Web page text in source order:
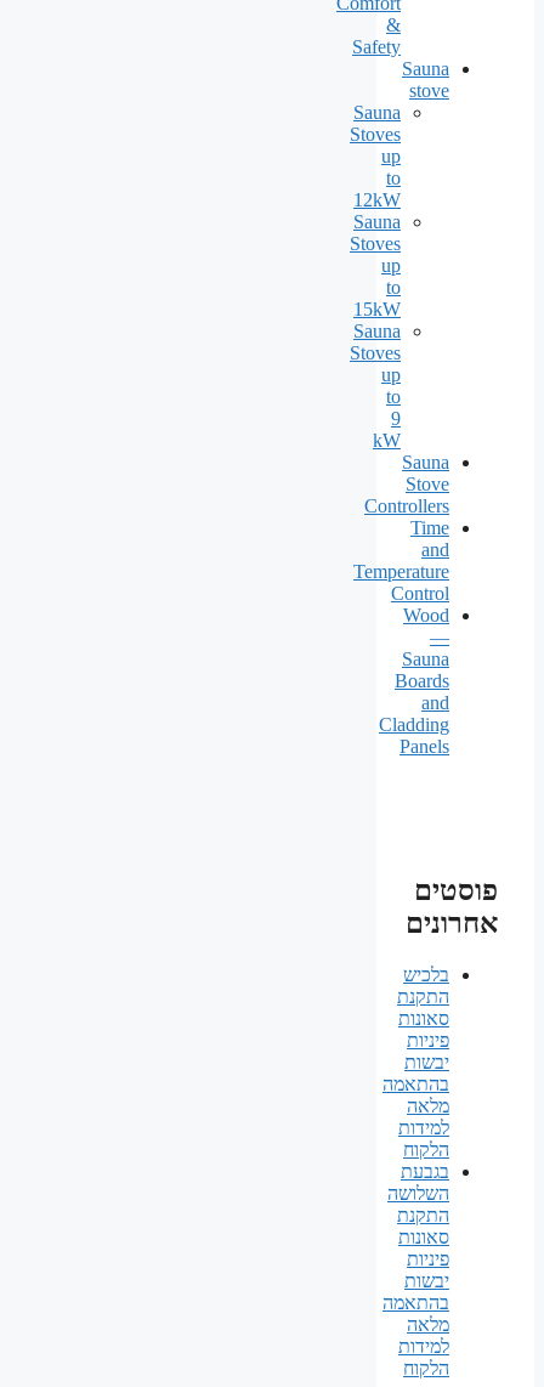
&
Safety
Sauna
stove
Sauna
Stoves
up
to
12kW
Sauna
Stoves
up
to
15kW
Sauna
Stoves
up
to
9
kW
Sauna
Stove
Controllers
Time
and
Temperature
Control
Wood
—
Sauna
Boards
and
Cladding
Panels
פוסטים
אחרונים
בלכיש
התקנת
סאונות
פיניות
יבשות
בהתאמה
מלאה
למידות
הלקוח
בגבעת
השלושה
התקנת
סאונות
פיניות
יבשות
בהתאמה
מלאה
למידות
הלקוח